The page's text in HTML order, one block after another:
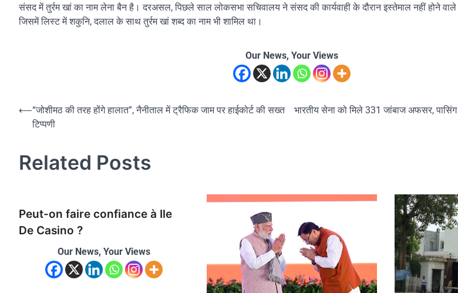
संसद में तुर्रम खां का नाम लेना बैन है। दरअसल, पिछले साल लोकसभा सचिवालय ने संसद की कार्यवाही के दौरान इस्तेमाल नहीं होने वाले
जिसमें लिस्ट में शकुनि, दलाल के साथ तुर्रम खां शब्द का नाम भी शामिल था।
Our News, Your Views
Post
navigation
⟵“जोशीमठ की तरह होंगे हालात”, नैनीताल में ट्रैफिक जाम पर हाईकोर्ट की सख्त
टिप्पणी
भारतीय सेना को मिले 331 जांबाज अफसर,
Related Posts
Peut-on faire confiance à Ile
De Casino ?
Our News, Your Views